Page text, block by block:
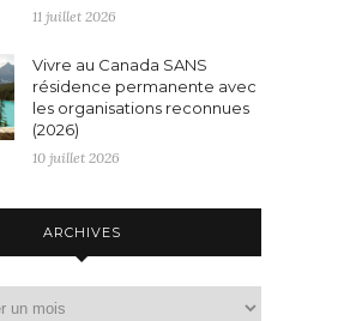
11 juillet 2026
Vivre au Canada SANS
résidence permanente avec
les organisations reconnues
(2026)
10 juillet 2026
ARCHIVES